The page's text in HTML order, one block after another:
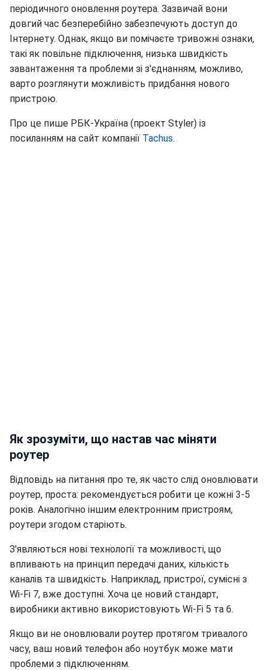
періодичного оновлення роутера. Зазвичай вони
довгий час безперебійно забезпечують доступ до
Інтернету. Однак, якщо ви помічаєте тривожні ознаки,
такі як повільне підключення, низька швидкість
завантаження та проблеми зі з'єднанням, можливо,
варто розглянути можливість придбання нового
пристрою.
Про це пише РБК-Україна (проект Styler) із
посиланням на сайт компанії Tachus.
Як зрозуміти, що настав час міняти
роутер
Відповідь на питання про те, як часто слід оновлювати
роутер, проста: рекомендується робити це кожні 3-5
років. Аналогічно іншим електронним пристроям,
роутери згодом старіють.
З'являються нові технології та можливості, що
впливають на принцип передачі даних, кількість
каналів та швидкість. Наприклад, пристрої, сумісні з
Wi-Fi 7, вже доступні. Хоча це новий стандарт,
виробники активно використовують Wi-Fi 5 та 6.
Якщо ви не оновлювали роутер протягом тривалого
часу, ваш новий телефон або ноутбук може мати
проблеми з підключенням.